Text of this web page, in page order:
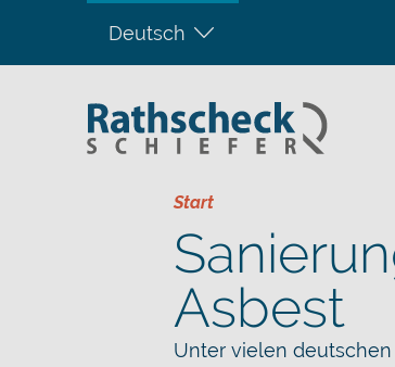
Deutsch
Start
Asbest
Unter vielen